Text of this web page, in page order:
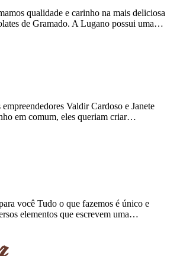
qualidade e carinho na mais deliciosa
de Gramado. A Lugano possui uma…
Valdir Cardoso e Janete
em comum, eles queriam criar…
você Tudo o que fazemos é único e
elementos que escrevem uma…